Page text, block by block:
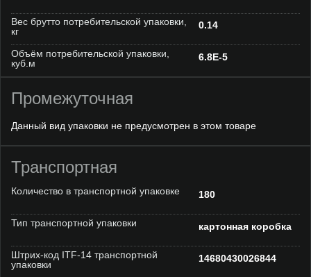
Вес брутто потребительской упаковки,
кг
0.14
Объём потребительской упаковки,
куб.м
6.8E-5
Промежуточная
Данный вид упаковки не предусмотрен в этом товаре
Транспортная
Количество в транспортной упаковке 180
Тип транспортной упаковки картонная коробка
Штрих-код ITF-14 транспортной
упаковки
14680430026844